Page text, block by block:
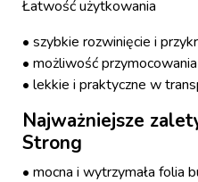
Łatwość użytkowania
• szybkie rozwinięcie i
• możliwość
• lekkie i praktyczne w
Najważniejsze
Strong
• mocna i wytrzymała folia